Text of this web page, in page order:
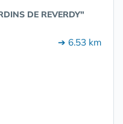
DE REVERDY"
➔ 6.53 km